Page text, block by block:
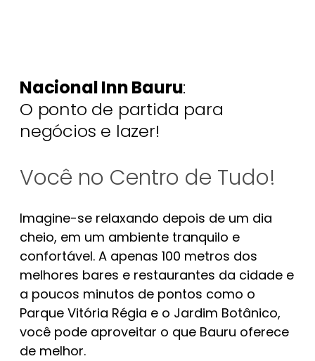
Nacional Inn Bauru:
O ponto de partida para
negócios e lazer!
Você no Centro de Tudo!
Imagine-se relaxando depois de um dia
cheio, em um ambiente tranquilo e
confortável. A apenas 100 metros dos
melhores bares e restaurantes da cidade e
a poucos minutos de pontos como o
Parque Vitória Régia e o Jardim Botânico,
você pode aproveitar o que Bauru oferece
de melhor.